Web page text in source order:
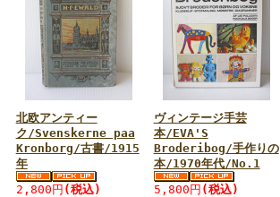
北欧アンティー
ク/Svenskerne paa
Kronborg/古書/1915
年
2,800円 (税込)
ヴィンテージ手芸
本/EVA'S
Broderibog/手作りの
本/1970年代/No.1
5,800円 (税込)